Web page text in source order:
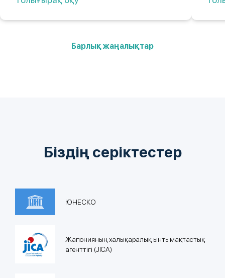
Барлық жаңалықтар
Біздің серіктестер
ЮНЕСКО
Жапонияның халықаралық ынтымақтастық
агенттігі (JICA)